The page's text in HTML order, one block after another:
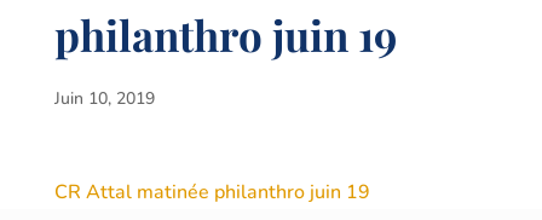
philanthro juin 19
Juin 10, 2019
CR Attal matinée philanthro juin 19